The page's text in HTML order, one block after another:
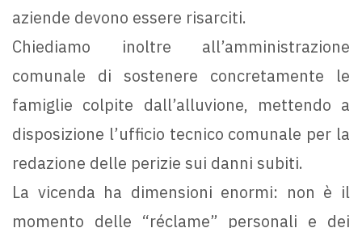
aziende devono essere risarciti.
Chiediamo inoltre all’amministrazione
comunale di sostenere concretamente le
famiglie colpite dall’alluvione, mettendo a
disposizione l’ufficio tecnico comunale per la
redazione delle perizie sui danni subiti.
La vicenda ha dimensioni enormi: non è il
momento delle “réclame” personali e dei